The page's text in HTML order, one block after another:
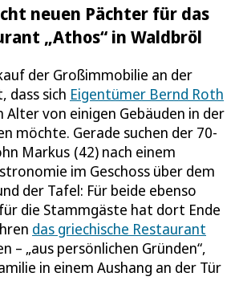
neuen Pächter für das
„Athos“ in Waldbröl
der Großimmobilie an der
dass sich Eigentümer Bernd Roth
von einigen Gebäuden in der
möchte. Gerade suchen der 70-
Markus (42) nach einem
im Geschoss über dem
der Tafel: Für beide ebenso
die Stammgäste hat dort Ende
das griechische Restaurant
– „aus persönlichen Gründen“,
in einem Aushang an der Tür